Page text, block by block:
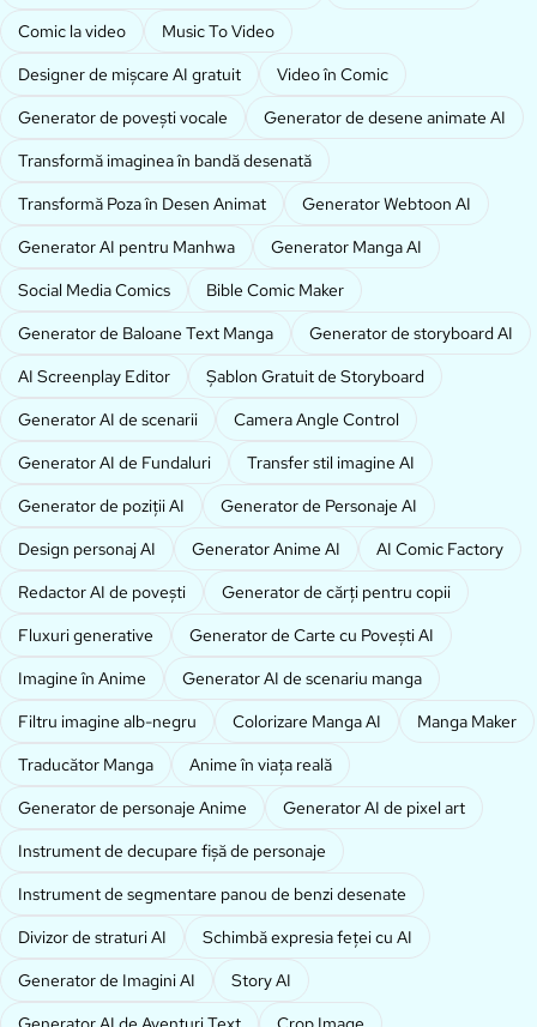
Comic la video
Music To Video
Designer de mișcare AI gratuit
Video în Comic
Generator de povești vocale
Generator de desene animate AI
Transformă imaginea în bandă desenată
Transformă Poza în Desen Animat
Generator Webtoon AI
Generator AI pentru Manhwa
Generator Manga AI
Social Media Comics
Bible Comic Maker
Generator de Baloane Text Manga
Generator de storyboard AI
AI Screenplay Editor
Șablon Gratuit de Storyboard
Generator AI de scenarii
Camera Angle Control
Generator AI de Fundaluri
Transfer stil imagine AI
Generator de poziții AI
Generator de Personaje AI
Design personaj AI
Generator Anime AI
AI Comic Factory
Redactor AI de povești
Generator de cărți pentru copii
Fluxuri generative
Generator de Carte cu Povești AI
Imagine în Anime
Generator AI de scenariu manga
Filtru imagine alb-negru
Colorizare Manga AI
Manga Maker
Traducător Manga
Anime în viața reală
Generator de personaje Anime
Generator AI de pixel art
Instrument de decupare fișă de personaje
Instrument de segmentare panou de benzi desenate
Divizor de straturi AI
Schimbă expresia feței cu AI
Generator de Imagini AI
Story AI